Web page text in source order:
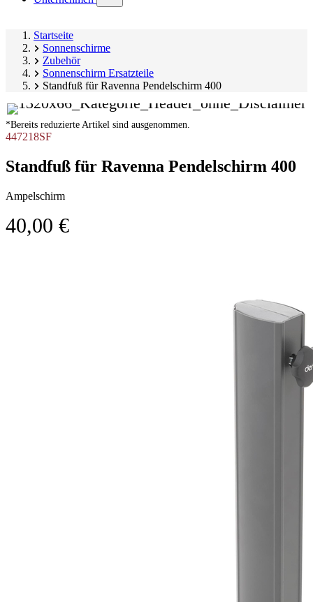
submenu)
Startseite
Sonnenschirme
Zubehör
Sonnenschirm Ersatzteile
Standfuß für Ravenna Pendelschirm 400
*Bereits reduzierte Artikel sind ausgenommen.
447218SF
Standfuß für Ravenna Pendelschirm 400
Ampelschirm
40,00 €